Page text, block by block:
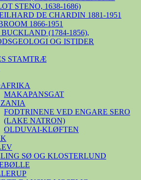
STENO, 1638-1686)
DE CHARDIN 1881-1951
1866-1951
(1784-1856),
OG ISTIDER
STAMTRÆ
MAKAPANSGAT
FODTRINENE VED ENGARE SERO
(LAKE NATRON)
OLDUVAI-KLØFTEN
SØ OG KLOSTERLUND